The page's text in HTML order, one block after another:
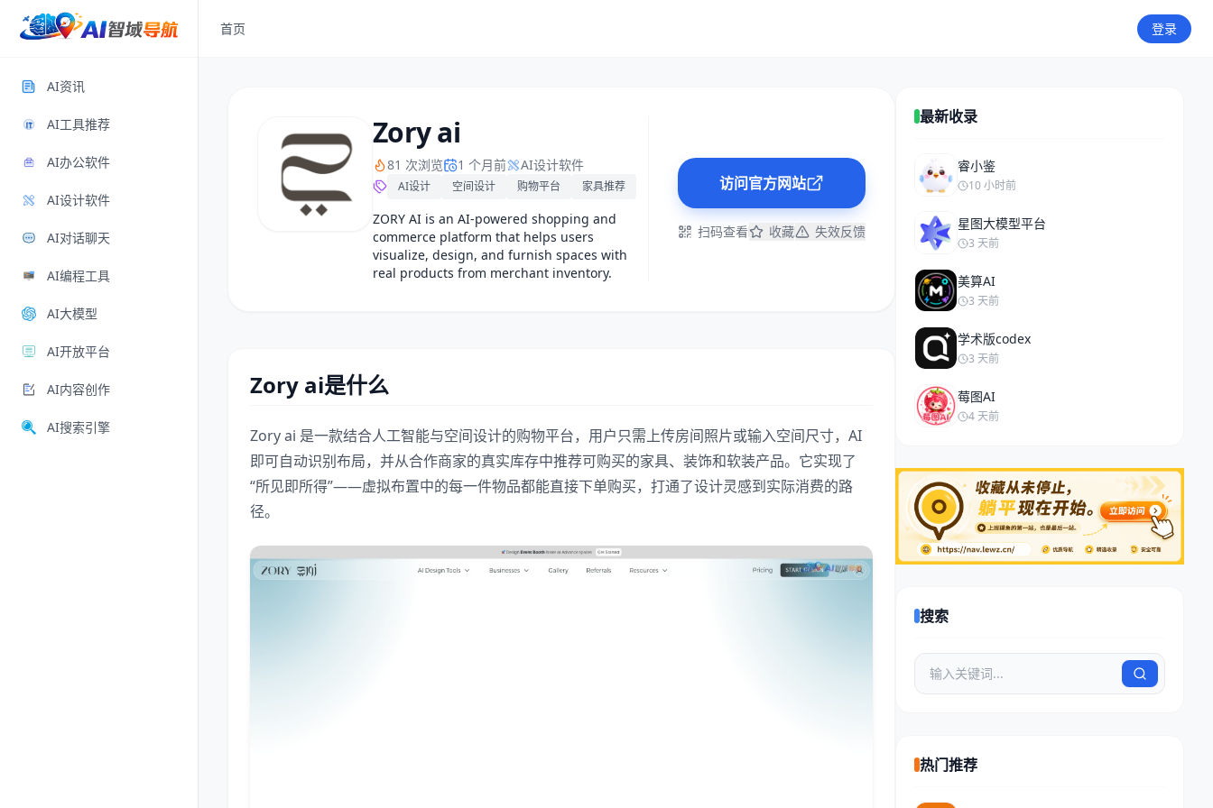
AI资讯
AI工具推荐
AI办公软件
AI设计软件
AI对话聊天
AI编程工具
AI大模型
AI开放平台
AI内容创作
AI搜索引擎
首页 登录
Zory ai
81 次浏览 1 个月前 AI设计软件
AI设计 空间设计 购物平台 家具推荐
ZORY AI is an AI-powered shopping and
commerce platform that helps users
visualize, design, and furnish spaces with
real products from merchant inventory.
访问官方网站
扫码查看 收藏 失效反馈
Zory ai是什么
Zory ai 是一款结合人工智能与空间设计的购物平台，用户只需上传房间照片或输入空间尺寸，AI
即可自动识别布局，并从合作商家的真实库存中推荐可购买的家具、装饰和软装产品。它实现了
“所见即所得”——虚拟布置中的每一件物品都能直接下单购买，打通了设计灵感到实际消费的路
径。
最新收录
睿小鉴
10 小时前
星图大模型平台
3 天前
美算AI
3 天前
学术版codex
3 天前
莓图AI
4 天前
搜索
热门推荐